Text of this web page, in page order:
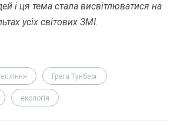
і ця тема стала висвітлюватися на
усіх світових ЗМІ.
Грета Тунберг
екологія